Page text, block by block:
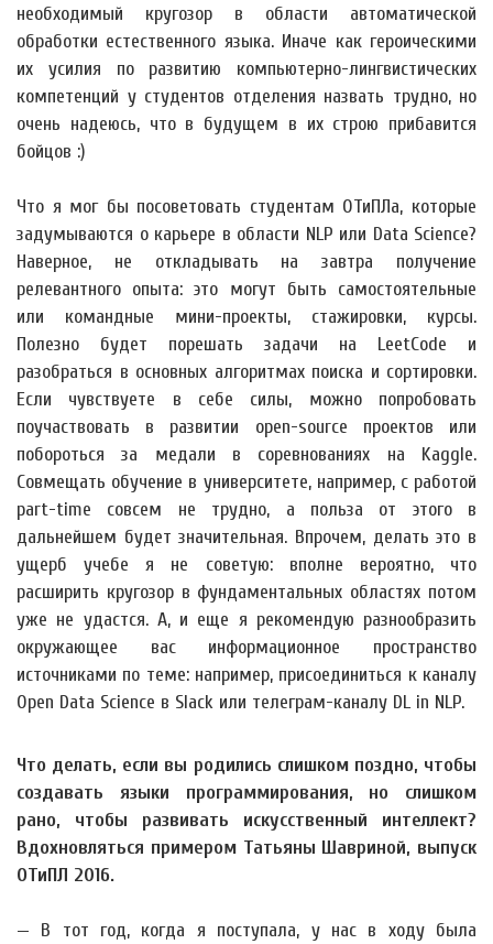
необходимый кругозор в области автоматической
обработки естественного языка. Иначе как героическими
их усилия по развитию компьютерно-лингвистических
компетенций у студентов отделения назвать трудно, но
очень надеюсь, что в будущем в их строю прибавится
бойцов :)
Что я мог бы посоветовать студентам ОТиПЛа, которые
задумываются о карьере в области NLP или Data Science?
Наверное, не откладывать на завтра получение
релевантного опыта: это могут быть самостоятельные
или командные мини-проекты, стажировки, курсы.
Полезно будет порешать задачи на LeetCode и
разобраться в основных алгоритмах поиска и сортировки.
Если чувствуете в себе силы, можно попробовать
поучаствовать в развитии open-source проектов или
побороться за медали в соревнованиях на Kaggle.
Совмещать обучение в университете, например, с работой
part-time совсем не трудно, а польза от этого в
дальнейшем будет значительная. Впрочем, делать это в
ущерб учебе я не советую: вполне вероятно, что
расширить кругозор в фундаментальных областях потом
уже не удастся. А, и еще я рекомендую разнообразить
окружающее вас информационное пространство
источниками по теме: например, присоединиться к каналу
Open Data Science в Slack или телеграм-каналу DL in NLP.
Что делать, если вы родились слишком поздно, чтобы
создавать языки программирования, но слишком
рано, чтобы развивать искусственный интеллект?
Вдохновляться примером Татьяны Шавриной, выпуск
ОТиПЛ 2016.
— В тот год, когда я поступала, у нас в ходу была